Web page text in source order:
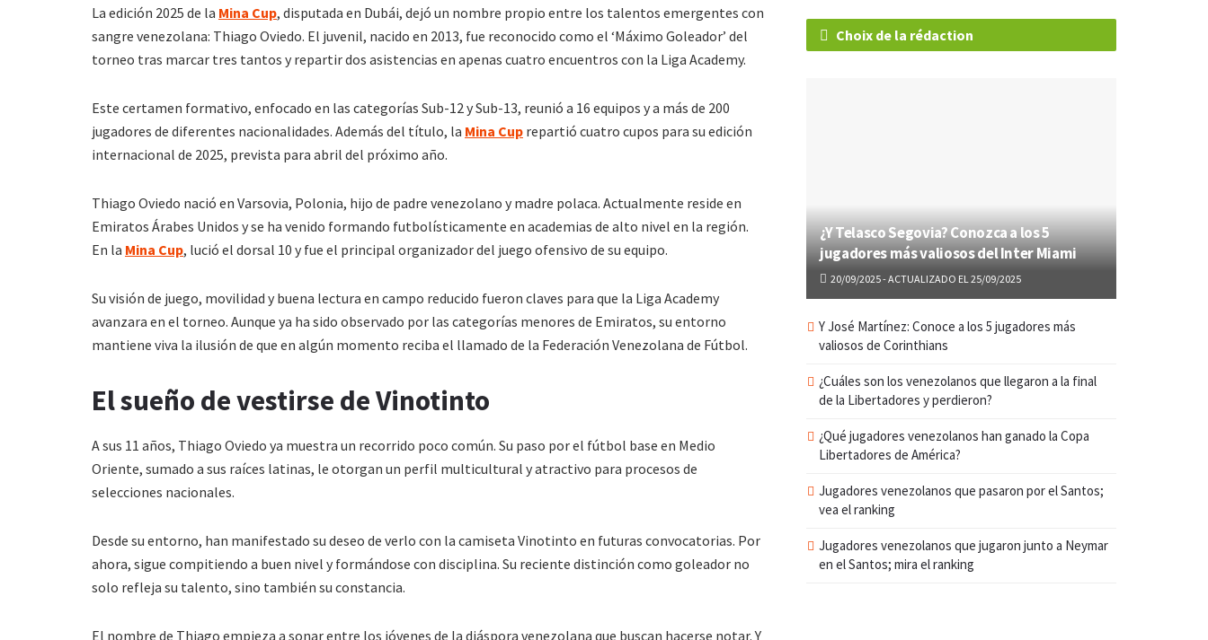
La edición 2025 de la Mina Cup, disputada en Dubái, dejó un nombre propio entre los talentos emergentes con
sangre venezolana: Thiago Oviedo. El juvenil, nacido en 2013, fue reconocido como el ‘Máximo Goleador’ del
torneo tras marcar tres tantos y repartir dos asistencias en apenas cuatro encuentros con la Liga Academy.
Este certamen formativo, enfocado en las categorías Sub-12 y Sub-13, reunió a 16 equipos y a más de 200
jugadores de diferentes nacionalidades. Además del título, la Mina Cup repartió cuatro cupos para su edición
internacional de 2025, prevista para abril del próximo año.
Thiago Oviedo nació en Varsovia, Polonia, hijo de padre venezolano y madre polaca. Actualmente reside en
Emiratos Árabes Unidos y se ha venido formando futbolísticamente en academias de alto nivel en la región.
En la Mina Cup, lució el dorsal 10 y fue el principal organizador del juego ofensivo de su equipo.
Su visión de juego, movilidad y buena lectura en campo reducido fueron claves para que la Liga Academy
avanzara en el torneo. Aunque ya ha sido observado por las categorías menores de Emiratos, su entorno
mantiene viva la ilusión de que en algún momento reciba el llamado de la Federación Venezolana de Fútbol.
El sueño de vestirse de Vinotinto
A sus 11 años, Thiago Oviedo ya muestra un recorrido poco común. Su paso por el fútbol base en Medio
Oriente, sumado a sus raíces latinas, le otorgan un perfil multicultural y atractivo para procesos de
selecciones nacionales.
Desde su entorno, han manifestado su deseo de verlo con la camiseta Vinotinto en futuras convocatorias. Por
ahora, sigue compitiendo a buen nivel y formándose con disciplina. Su reciente distinción como goleador no
solo refleja su talento, sino también su constancia.
El nombre de Thiago empieza a sonar entre los jóvenes de la diáspora venezolana que buscan hacerse notar. Y
Choix de la rédaction
¿Y Telasco Segovia? Conozca a los 5
jugadores más valiosos del Inter Miami
20/09/2025 - ACTUALIZADO EL 25/09/2025
Y José Martínez: Conoce a los 5 jugadores más
valiosos de Corinthians
¿Cuáles son los venezolanos que llegaron a la final
de la Libertadores y perdieron?
¿Qué jugadores venezolanos han ganado la Copa
Libertadores de América?
Jugadores venezolanos que pasaron por el Santos;
vea el ranking
Jugadores venezolanos que jugaron junto a Neymar
en el Santos; mira el ranking